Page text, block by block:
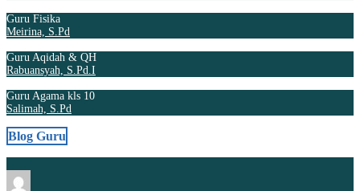
Guru Fisika
Meirina, S.Pd
Guru Aqidah & QH
Rabuansyah, S.Pd.I
Guru Agama kls 10
Salimah, S.Pd
Blog Guru